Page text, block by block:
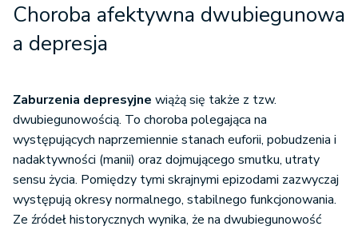
Choroba afektywna dwubiegunowa
a depresja
Zaburzenia depresyjne wiążą się także z tzw.
dwubiegunowością. To choroba polegająca na
występujących naprzemiennie stanach euforii, pobudzenia i
nadaktywności (manii) oraz dojmującego smutku, utraty
sensu życia. Pomiędzy tymi skrajnymi epizodami zazwyczaj
występują okresy normalnego, stabilnego funkcjonowania.
Ze źródeł historycznych wynika, że na dwubiegunowość